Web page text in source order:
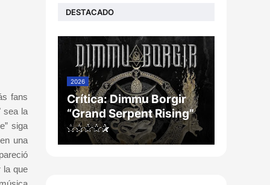
fans
sea la
siga
una
la que
DESTACADO
2026
Crítica: Dimmu Borgir
“Grand Serpent Rising”